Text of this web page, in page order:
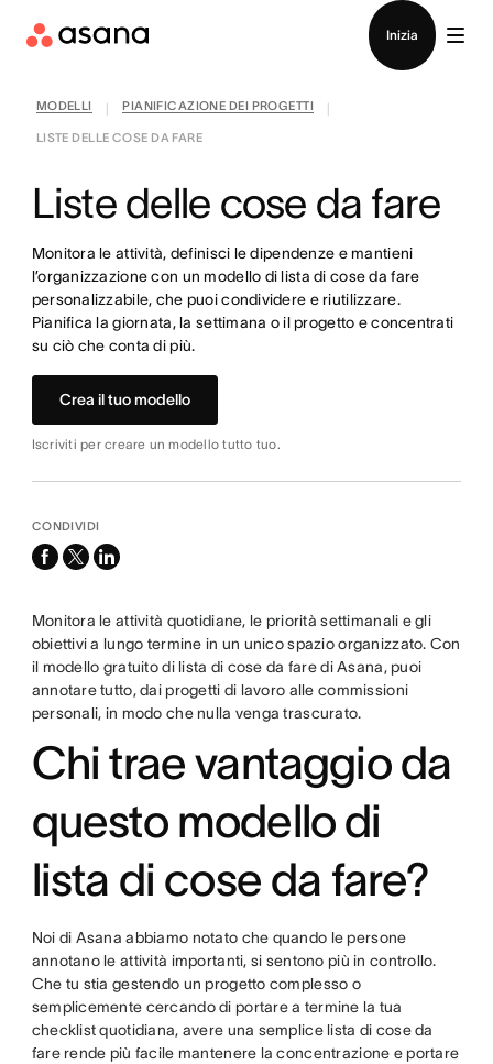
Inizia
MODELLI PIANIFICAZIONE DEI PROGETTI
LISTE DELLE COSE DA FARE
Liste delle cose da fare
Monitora le attività, definisci le dipendenze e mantieni
l’organizzazione con un modello di lista di cose da fare
personalizzabile, che puoi condividere e riutilizzare.
Pianifica la giornata, la settimana o il progetto e concentrati
su ciò che conta di più.
Crea il tuo modello
Iscriviti per creare un modello tutto tuo.
CONDIVIDI
facebook
x-
linkedin
Monitora le attività quotidiane, le priorità settimanali e gli
obiettivi a lungo termine in un unico spazio organizzato. Con
il modello gratuito di lista di cose da fare di Asana, puoi
annotare tutto, dai progetti di lavoro alle commissioni
personali, in modo che nulla venga trascurato.
Chi trae vantaggio da
questo modello di
lista di cose da fare?
Noi di Asana abbiamo notato che quando le persone
annotano le attività importanti, si sentono più in controllo.
Che tu stia gestendo un progetto complesso o
semplicemente cercando di portare a termine la tua
checklist quotidiana, avere una semplice lista di cose da
fare rende più facile mantenere la concentrazione e portare